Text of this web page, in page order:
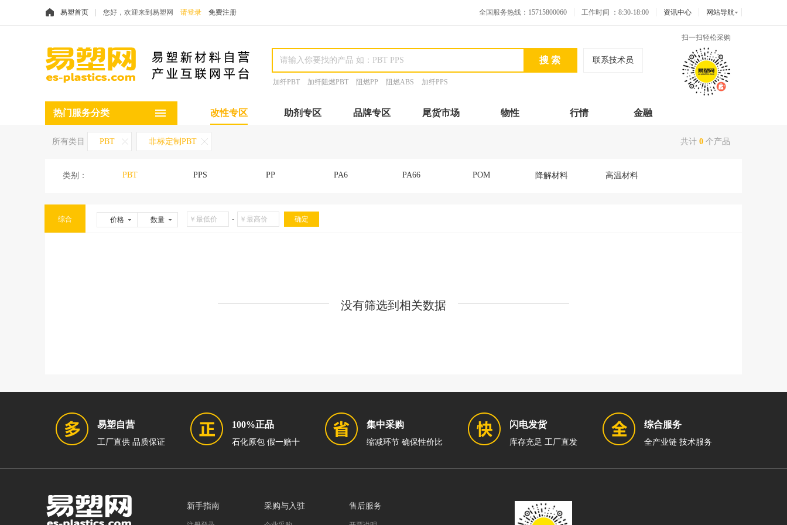
易塑首页 您好，欢迎来到易塑网 请登录 免费注册 网站导航
资讯中心
工作时间 ：8:30-18:00
全国服务热线：15715800060
加纤PBT 加纤阻燃PBT 阻燃PP 阻燃ABS 加纤PPS
联系技术员
扫一扫轻松采购
热门服务分类 改性专区 助剂专区 品牌专区 尾货市场 物性 行情 金融
所有类目 PBT 非标定制PBT 共计 0 个产品
类别： PBT PPS PP PA6 PA66 POM 降解材料 高温材料
综合 价格 数量 -
没有筛选到相关数据
易塑自营
工厂直供 品质保证
100%正品
石化原包 假一赔十
集中采购
缩减环节 确保性价比
闪电发货
库存充足 工厂直发
综合服务
全产业链 技术服务
新手指南 采购与入驻 售后服务